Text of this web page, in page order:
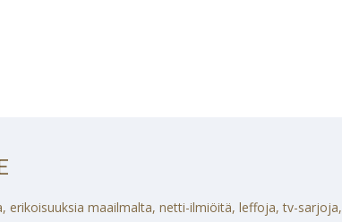
erikoisuuksia maailmalta, netti-ilmiöitä, leffoja, tv-sarjoja,